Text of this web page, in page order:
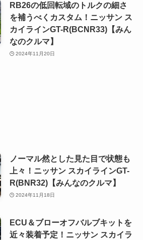
RB26の低回転域のトルクの細さ
を補うべくカスタム！ニッサン ス
カイラインGT-R(BCNR33)【みん
なのクルマ】
2024年11月20日
ノーマル然とした見た目で状態も
上々！ニッサン スカイラインGT-
R(BNR32)【みんなのクルマ】
2024年11月18日
ECU＆ブローオフバルブキットを
近々装着予定！ニッサン スカイラ